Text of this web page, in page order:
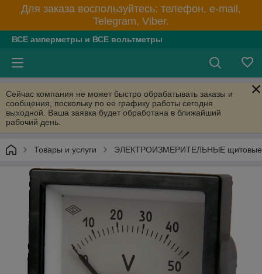
Для заказа воспользуйтесь: телефон, e-mail,
Telegram, Viber.
ВСЕ амперметры и ВСЕ вольтметры
Сейчас компания не может быстро обрабатывать заказы и
сообщения, поскольку по ее графику работы сегодня
выходной. Ваша заявка будет обработана в ближайший
рабочий день.
Товары и услуги ЭЛЕКТРОИЗМЕРИТЕЛЬНЫЕ щитовые